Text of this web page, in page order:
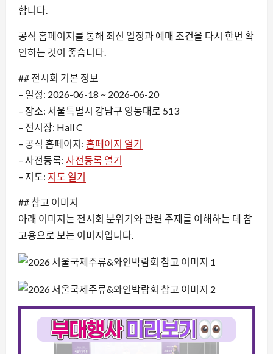
합니다.
공식 홈페이지를 통해 최신 일정과 예매 조건을 다시 한번 확
인하는 것이 좋습니다.
## 전시회 기본 정보
– 일정: 2026-06-18 ~ 2026-06-20
– 장소: 서울특별시 강남구 영동대로 513
– 전시장: Hall C
– 공식 홈페이지: 홈페이지 열기
– 사전등록: 사전등록 열기
– 지도: 지도 열기
## 참고 이미지
아래 이미지는 전시회 분위기와 관련 주제를 이해하는 데 참
고용으로 보는 이미지입니다.